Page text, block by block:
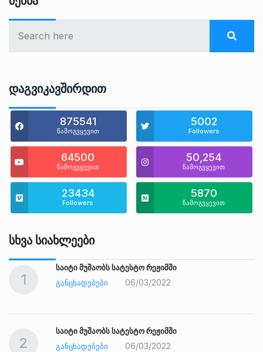
Დაგვიკავშირდით
875541
წამოგვყევით
5002
Followers
64500
წამოგვყევით
50,254
წამოგვყევით
23434
Followers
5870
წამოგვყევით
Სხვა Სიახლეები
1
საიტი მუშაობს სატესტო რეჟიმში
ᲒᲐᲜᲪᲮᲐᲓᲔᲑᲔᲑᲘ
06/03/2022
2
საიტი მუშაობს სატესტო რეჟიმში
ᲒᲐᲜᲪᲮᲐᲓᲔᲑᲔᲑᲘ
06/03/2022